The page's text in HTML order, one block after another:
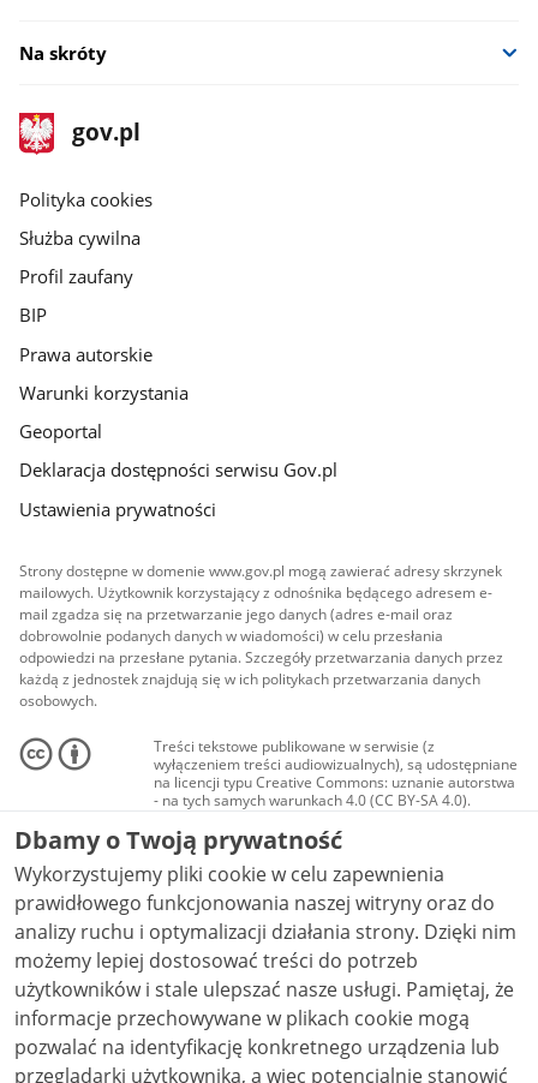
Na skróty
stopka
gov.pl
Strona
gov.pl
gov.pl
Polityka cookies
Służba cywilna
Profil zaufany
BIP
Prawa autorskie
Warunki korzystania
Geoportal
Deklaracja dostępności serwisu Gov.pl
Ustawienia prywatności
Strony dostępne w domenie www.gov.pl mogą zawierać adresy skrzynek
mailowych. Użytkownik korzystający z odnośnika będącego adresem e-
mail zgadza się na przetwarzanie jego danych (adres e-mail oraz
dobrowolnie podanych danych w wiadomości) w celu przesłania
odpowiedzi na przesłane pytania. Szczegóły przetwarzania danych przez
każdą z jednostek znajdują się w ich politykach przetwarzania danych
osobowych.
Treści tekstowe publikowane w serwisie (z
wyłączeniem treści audiowizualnych), są udostępniane
na licencji typu Creative Commons: uznanie autorstwa
- na tych samych warunkach 4.0 (CC BY-SA 4.0).
Materiały audiowizualne, w tym zdjęcia, materiały
audio i wideo, są udostępniane na licencji typu
Creative Commons: uznanie autorstwa użycie
niekomercyjne - bez utworów zależnych 4.0 (CC BY-
NC-ND 4.0), o ile nie jest to stwierdzone inaczej.
Dbamy o Twoją prywatność
Wykorzystujemy pliki cookie w celu zapewnienia
prawidłowego funkcjonowania naszej witryny oraz do
analizy ruchu i optymalizacji działania strony. Dzięki nim
możemy lepiej dostosować treści do potrzeb
użytkowników i stale ulepszać nasze usługi. Pamiętaj, że
informacje przechowywane w plikach cookie mogą
pozwalać na identyfikację konkretnego urządzenia lub
przeglądarki użytkownika, a więc potencjalnie stanowić